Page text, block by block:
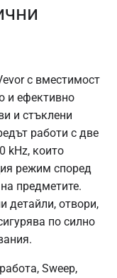
с вместимост
и ефективно
и стъклени
работи с две
kHz, които
режим според
предметите.
детайли, отвори,
по силно
Sweep,